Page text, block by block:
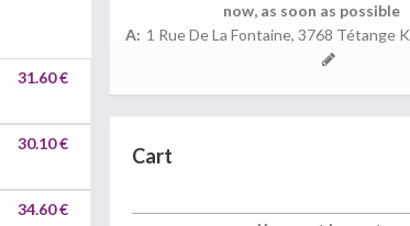
31.60 €
30.10 €
34.60 €
now, as soon as possible
A: 1 Rue De La Fontaine, 3768 Tétange
Cart